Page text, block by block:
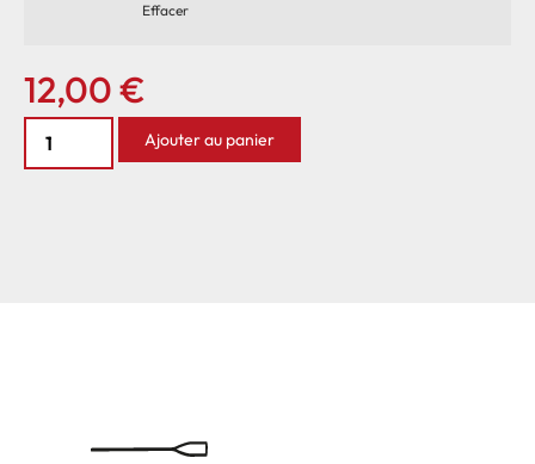
Effacer
12,00€
Ajouter au panier